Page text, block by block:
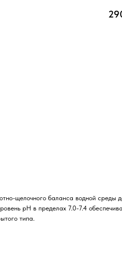
щелочного баланса водной среды
pH в пределах 7.0-7.4
типа.